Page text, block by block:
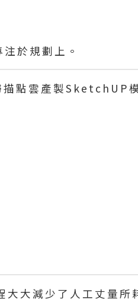
於規劃上。
點雲產製SketchUP
大大減少了人工丈量所